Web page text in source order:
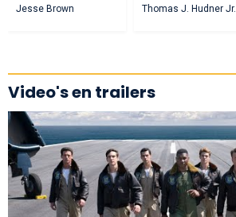
Jesse Brown Thomas J. Hudner Jr.
Video's en trailers